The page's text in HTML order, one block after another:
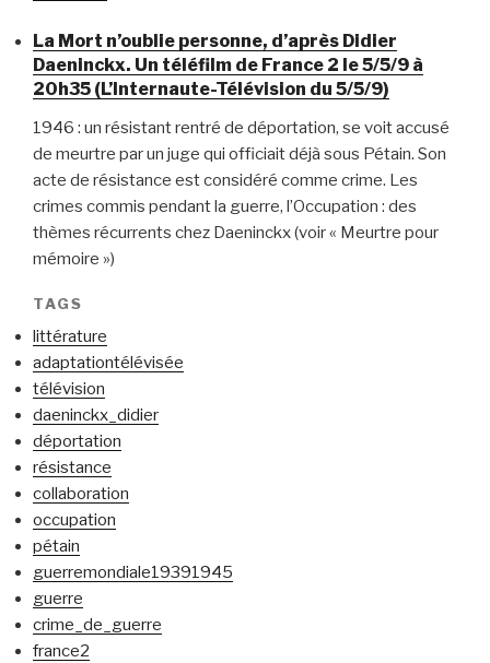
La Mort n’oublie personne, d’après Didier
Daeninckx. Un téléfilm de France 2 le 5/5/9 à
20h35 (L’Internaute-Télévision du 5/5/9)
1946 : un résistant rentré de déportation, se voit accusé
de meurtre par un juge qui officiait déjà sous Pétain. Son
acte de résistance est considéré comme crime. Les
crimes commis pendant la guerre, l’Occupation : des
thèmes récurrents chez Daeninckx (voir « Meurtre pour
mémoire »)
TAGS
littérature
adaptationtélévisée
télévision
daeninckx_didier
déportation
résistance
collaboration
occupation
pétain
guerremondiale19391945
guerre
crime_de_guerre
france2